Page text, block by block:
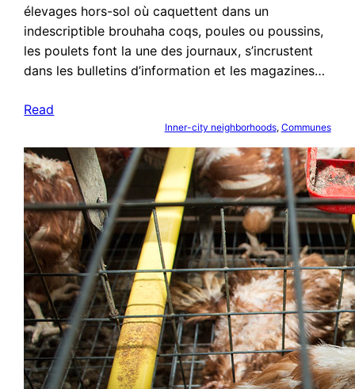
élevages hors-sol où caquettent dans un
indescriptible brouhaha coqs, poules ou poussins,
les poulets font la une des journaux, s’incrustent
dans les bulletins d’information et les magazines…
Read
Inner-city neighborhoods, Communes